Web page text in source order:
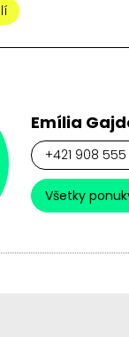
Emília
+421 908 555
Všetky